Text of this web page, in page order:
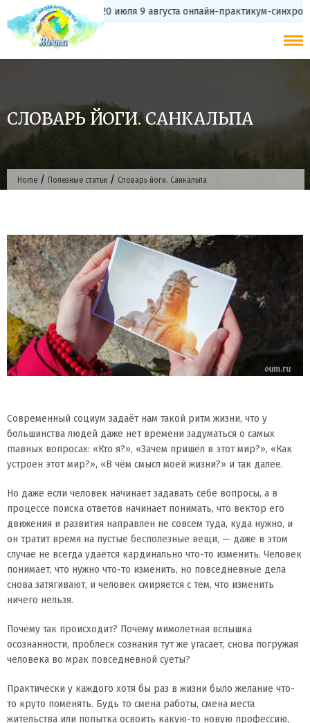
to
content
с 20 июля 9 августа онлайн-практикум-
СЛОВАРЬ ЙОГИ. САНКАЛЬПА
Home / Полезные статьи / Словарь йоги. Санкальпа
Современный социум задаёт нам такой ритм жизни, что у
большинства людей даже нет времени задуматься о самых
главных вопросах: «Кто я?», «Зачем пришёл в этот мир?», «Как
устроен этот мир?», «В чём смысл моей жизни?» и так далее.
Но даже если человек начинает задавать себе вопросы, а в
процессе поиска ответов начинает понимать, что вектор его
движения и развития направлен не совсем туда, куда нужно, и
он тратит время на пустые бесполезные вещи, — даже в этом
случае не всегда удаётся кардинально что-то изменить. Человек
понимает, что нужно что-то изменить, но повседневные дела
снова затягивают, и человек смиряется с тем, что изменить
ничего нельзя.
Почему так происходит? Почему мимолетная вспышка
осознанности, проблеск сознания тут же угасает, снова погружая
человека во мрак повседневной суеты?
Практически у каждого хотя бы раз в жизни было желание что-
то круто поменять. Будь то смена работы, смена места
жительства или попытка освоить какую-то новую профессию,